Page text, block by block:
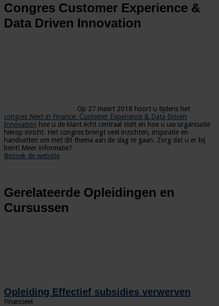
Congres Customer Experience &
Data Driven Innovation
Op 27 maart 2018 hoort u tijdens het
congres Next in Finance: Customer Experience & Data Driven
Innovation hoe u de klant écht centraal stelt en hoe u uw organisatie
hierop inricht. Het congres brengt veel inzichten, inspiratie en
handvatten om met dit thema aan de slag te gaan. Zorg dat u er bij
bent! Meer informatie?
Bezoek de website
Gerelateerde Opleidingen en
Cursussen
Opleiding Effectief subsidies verwerven
Financieel